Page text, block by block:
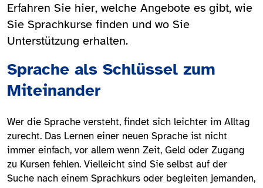
Erfahren Sie hier, welche Angebote es gibt, wie
Sie Sprachkurse finden und wo Sie
Unterstützung erhalten.
Sprache als Schlüssel zum
Miteinander
Wer die Sprache versteht, findet sich leichter im Alltag
zurecht. Das Lernen einer neuen Sprache ist nicht
immer einfach, vor allem wenn Zeit, Geld oder Zugang
zu Kursen fehlen. Vielleicht sind Sie selbst auf der
Suche nach einem Sprachkurs oder begleiten jemanden,